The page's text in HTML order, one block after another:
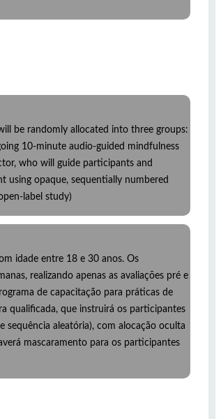
be randomly allocated into three groups:
10-minute audio-guided mindfulness
who will guide participants and
using opaque, sequentially numbered
label study)
idade entre 18 e 30 anos. Os
realizando apenas as avaliações pré e
de capacitação para práticas de
qualificada, que instruirá os participantes
sequência aleatória), com alocação oculta
mascaramento para os participantes